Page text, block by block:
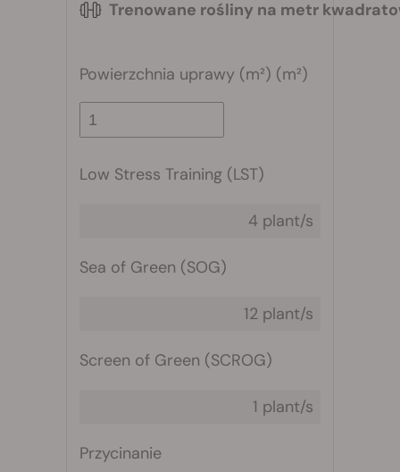
Trenowane rośliny na metr
Powierzchnia uprawy (m²) (m²)
Low Stress Training (LST)
4 plant/s
Sea of Green (SOG)
12 plant/s
Screen of Green (SCROG)
1 plant/s
Przycinanie